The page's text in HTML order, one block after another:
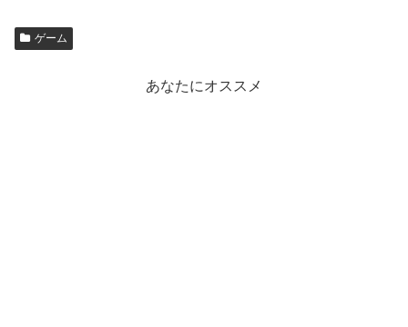
ゲーム
あなたにオススメ